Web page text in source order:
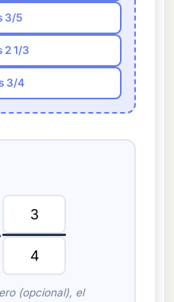
3/5
2 1/3
3/4
(opcional), el